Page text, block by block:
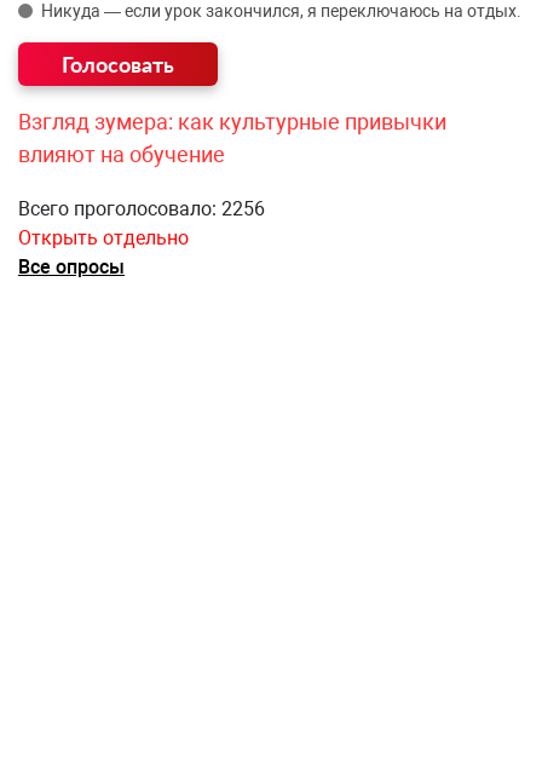
Никуда — если урок закончился, я переключаюсь на отдых.
Взгляд зумера: как культурные привычки
влияют на обучение
Всего проголосовало: 2256
Открыть отдельно
Все опросы